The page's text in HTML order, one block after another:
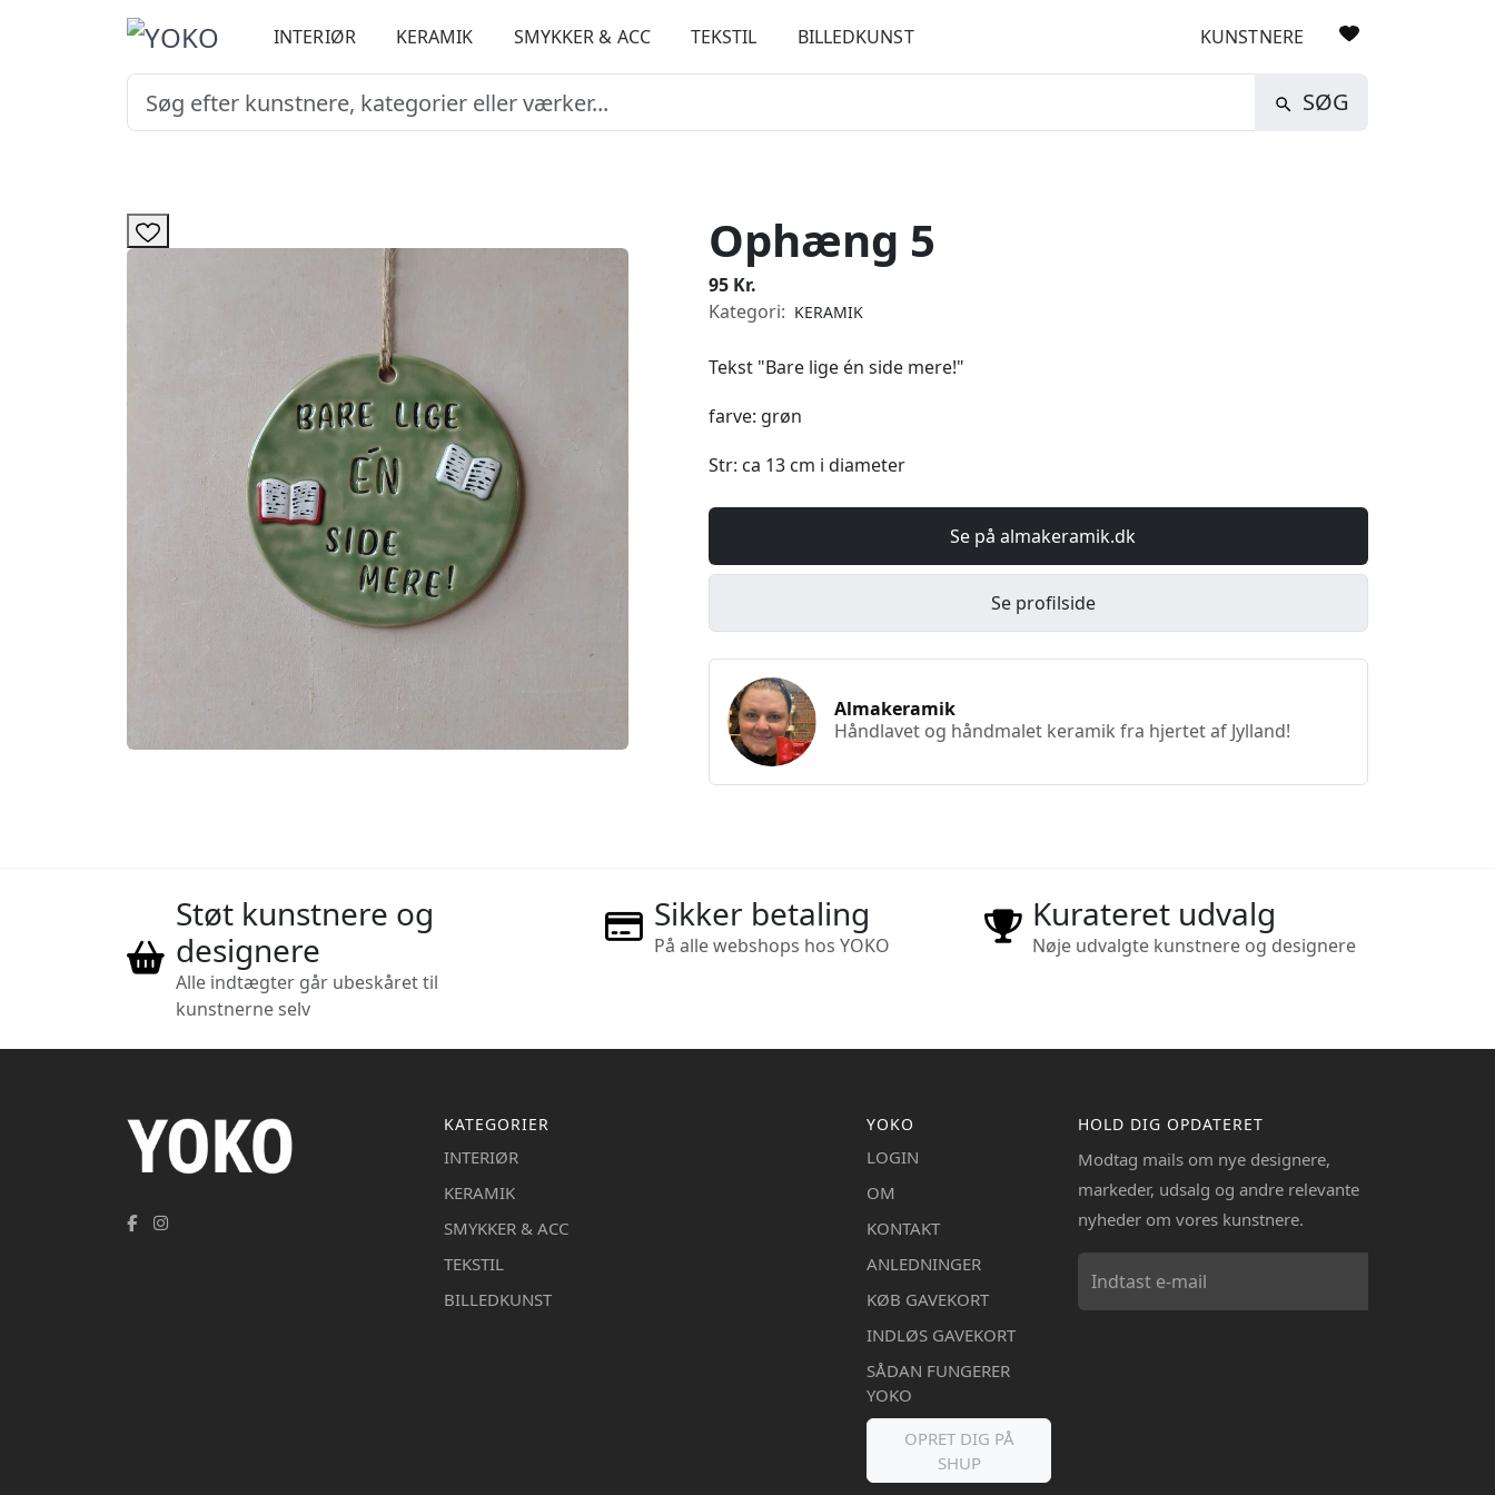
INTERIØR KERAMIK SMYKKER & ACC TEKSTIL BILLEDKUNST KUNSTNERE
SØG
Ophæng 5
95 Kr.
Kategori: KERAMIK
Tekst "Bare lige én side mere!"
farve: grøn
Str: ca 13 cm i diameter
Se på almakeramik.dk
Se profilside
Almakeramik
Håndlavet og håndmalet keramik fra hjertet af Jylland!
Støt kunstnere og
designere
Alle indtægter går ubeskåret til
kunstnerne selv
Sikker betaling
På alle webshops hos YOKO
Kurateret udvalg
Nøje udvalgte kunstnere og designere
KATEGORIER
INTERIØR
KERAMIK
SMYKKER & ACC
TEKSTIL
BILLEDKUNST
YOKO
LOGIN
OM
KONTAKT
ANLEDNINGER
KØB GAVEKORT
INDLØS GAVEKORT
SÅDAN FUNGERER
YOKO
OPRET DIG PÅ
SHUP
HOLD DIG OPDATERET
Modtag mails om nye designere,
markeder, udsalg og andre relevante
nyheder om vores kunstnere.